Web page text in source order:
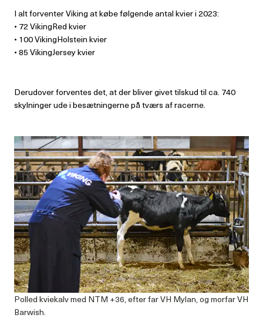
I alt forventer Viking at købe følgende antal kvier i 2023:
• 72 VikingRed kvier
• 100 VikingHolstein kvier
• 85 VikingJersey kvier
Derudover forventes det, at der bliver givet tilskud til ca. 740
skylninger ude i besætningerne på tværs af racerne.
Polled kviekalv med NTM +36, efter far VH Mylan, og morfar VH
Barwish.